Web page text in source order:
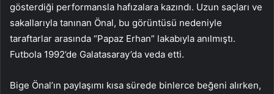
gösterdiği performansla hafızalara kazındı. Uzun saçları ve
sakallarıyla tanınan Önal, bu görüntüsü nedeniyle
taraftarlar arasında “Papaz Erhan” lakabıyla anılmıştı.
Futbola 1992’de Galatasaray’da veda etti.
Bige Önal’ın paylaşımı kısa sürede binlerce beğeni alırken,